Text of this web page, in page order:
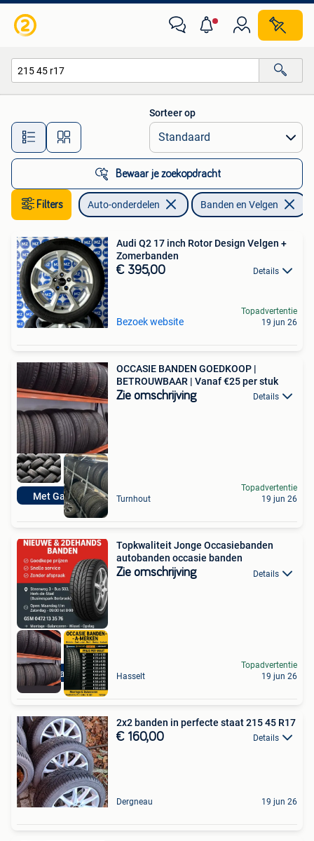
Alle afstanden…
Sorteer op
Bewaar je zoekopdracht
Filters Auto-onderdelen Banden en Velgen
Audi Q2 17 inch Rotor Design Velgen +
Zomerbanden
€ 395,00 Details
Bezoek website
Topadvertentie
19 jun 26
Met Garantie
OCCASIE BANDEN GOEDKOOP |
BETROUWBAAR | Vanaf €25 per stuk
Zie omschrijving Details
Turnhout
Topadvertentie
19 jun 26
Met Garantie
Topkwaliteit Jonge Occasiebanden
autobanden occasie banden
Zie omschrijving Details
Hasselt
Topadvertentie
19 jun 26
2x2 banden in perfecte staat 215 45 R17
€ 160,00 Details
Dergneau 19 jun 26